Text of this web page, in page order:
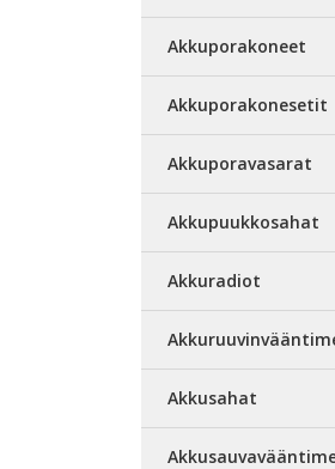
Akkuporakoneet
Akkuporakonesetit
Akkuporavasarat
Akkupuukkosahat
Akkuradiot
Akkusahat